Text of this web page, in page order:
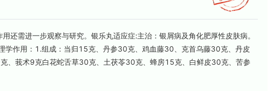
需进一步观察与研究。银乐丸适应症:主治：银屑病及角化肥厚性皮肤病。
学作用：1.组成：当归15克、丹参30克、鸡血藤30、克首乌藤30克、丹皮
、莪术9克白花蛇舌草30克、土茯苓30克、蜂房15克、白鲜皮30克、苦参